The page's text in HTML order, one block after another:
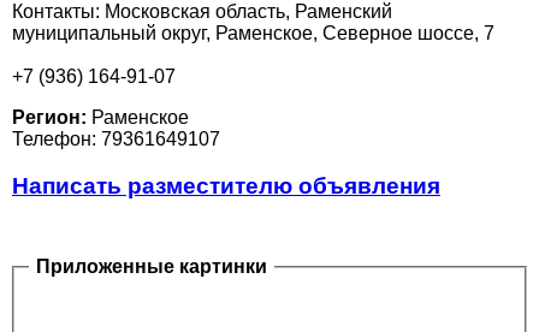
Контакты: Московская область, Раменский
муниципальный округ, Раменское, Северное шоссе, 7
+7 (936) 164-91-07
Регион: Раменское
Телефон: 79361649107
Написать разместителю объявления
Приложенные картинки